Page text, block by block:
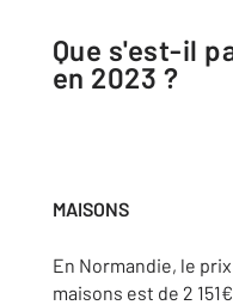
Que s'est-il passé en Normandie
en 2023 ?
MAISONS
En Normandie, le
maisons est de 2